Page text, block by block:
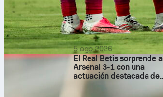
5 ago 2026
El Real Betis sorprende al
Arsenal 3-1 con una
actuación destacada de
Pablo Fornals